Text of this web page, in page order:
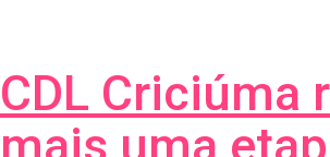
CDL Criciúma